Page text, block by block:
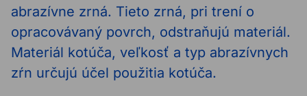
abrazívne zrná. Tieto zrná, pri trení o
opracovávaný povrch, odstraňujú materiál.
Materiál kotúča, veľkosť a typ abrazívnych
zŕn určujú účel použitia kotúča.